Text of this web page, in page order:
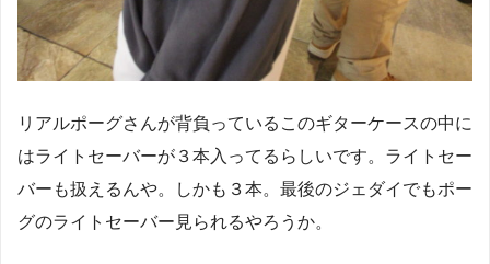
リアルポーグさんが背負っているこのギターケースの中に
はライトセーバーが３本入ってるらしいです。ライトセー
バーも扱えるんや。しかも３本。最後のジェダイでもポー
グのライトセーバー見られるやろうか。